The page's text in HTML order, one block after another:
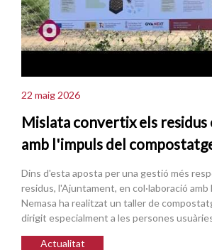
22 maig 2026
Mislata convertix els residus
amb l'impuls del
Dins d'esta aposta per una gestió més
residus, l'Ajuntament, en col·laboració amb
Nemasa ha realitzat un taller de
dirigit especialment a les persones
Actualitat